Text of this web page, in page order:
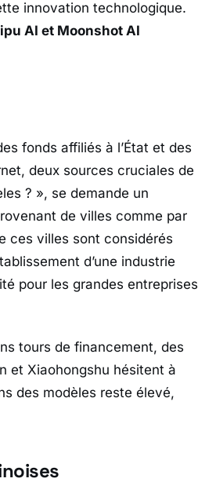
innovation technologique.
AI et Moonshot AI
fonds affiliés à l’État et des
deux sources cruciales de
? », se demande un
de villes comme par
ces villes sont considérés
d’une industrie
pour les grandes entreprises
tours de financement, des
et Xiaohongshu hésitent à
des modèles reste élevé,